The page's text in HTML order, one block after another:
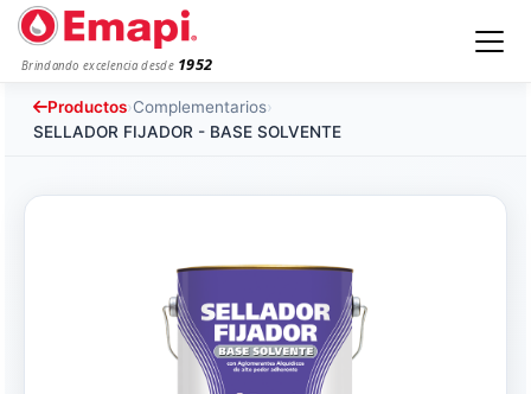
Brindando excelencia desde 1952
Productos›Complementarios›
SELLADOR FIJADOR - BASE SOLVENTE